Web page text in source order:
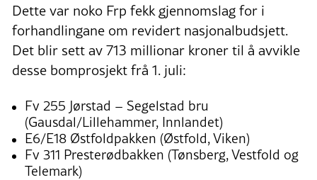
Dette var noko Frp fekk gjennomslag for i
forhandlingane om revidert nasjonalbudsjett.
Det blir sett av 713 millionar kroner til å avvikle
desse bomprosjekt frå 1. juli:
Fv 255 Jørstad – Segelstad bru
(Gausdal/Lillehammer, Innlandet)
E6/E18 Østfoldpakken (Østfold, Viken)
Fv 311 Presterødbakken (Tønsberg, Vestfold og
Telemark)